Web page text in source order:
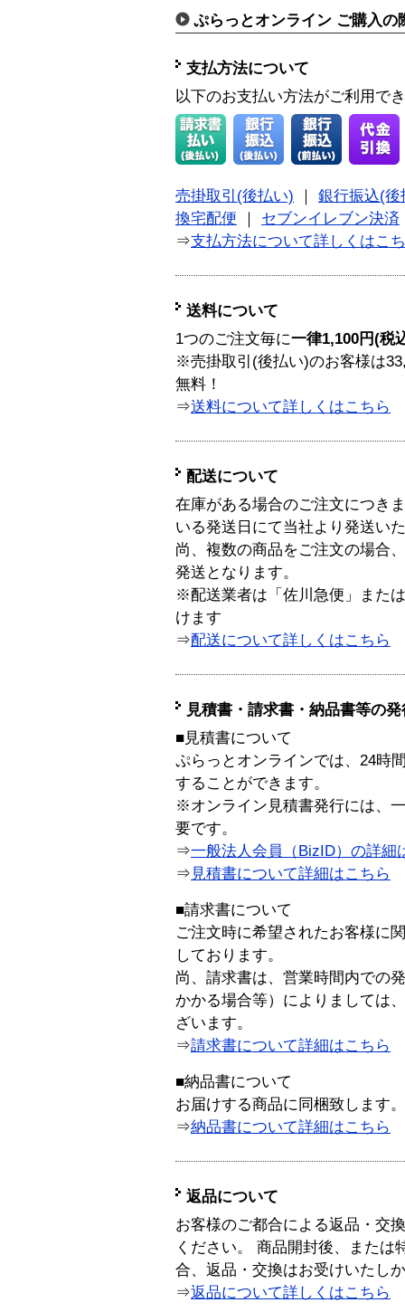
ぷらっとオンライン ご購入の
支払方法について
以下のお支払い方法がご利用で
売掛取引(後払い)
銀行振込(後
換宅配便
セブンイレブン決済
⇒支払方法について詳しくはこ
送料について
1つのご注文毎に一律1,100円(税
※売掛取引(後払い)のお客様は
無料！
⇒送料について詳しくはこちら
配送について
在庫がある場合のご注文につき
いる発送日にて当社より発送い
尚、複数の商品をご注文の場合
発送となります。
※配送業者は「佐川急便」また
けます
⇒配送について詳しくはこちら
見積書・請求書・納品書等の
■見積書について
ぷらっとオンラインでは、24時
することができます。
※オンライン見積書発行には、
要です。
⇒一般法人会員（BizID）の詳細
⇒ 見積書について詳細はこちら
■請求書について
ご注文時に希望されたお客様に
しております。
尚、請求書は、営業時間内での
かかる場合等）によりましては
ざいます。
⇒請求書について詳細はこちら
■納品書について
お届けする商品に同梱致します。
⇒納品書について詳細はこちら
返品について
お客様のご都合による返品・交
ください。 商品開封後、または
合、返品・交換はお受けいたし
⇒返品について詳しくはこちら